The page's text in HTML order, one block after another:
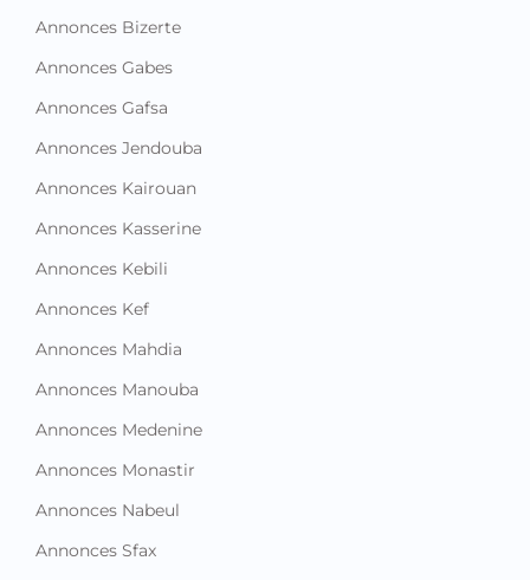
Annonces Bizerte
Annonces Gabes
Annonces Gafsa
Annonces Jendouba
Annonces Kairouan
Annonces Kasserine
Annonces Kebili
Annonces Kef
Annonces Mahdia
Annonces Manouba
Annonces Medenine
Annonces Monastir
Annonces Nabeul
Annonces Sfax